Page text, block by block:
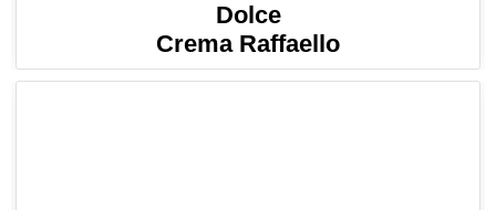
Dolce
Crema Raffaello